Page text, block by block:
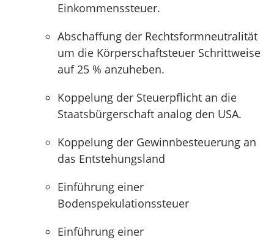
Einkommenssteuer.
Abschaffung der Rechtsformneutralität
um die Körperschaftsteuer Schrittweise
auf 25 % anzuheben.
Koppelung der Steuerpflicht an die
Staatsbürgerschaft analog den USA.
Koppelung der Gewinnbesteuerung an
das Entstehungsland
Einführung einer
Bodenspekulationssteuer
Einführung einer